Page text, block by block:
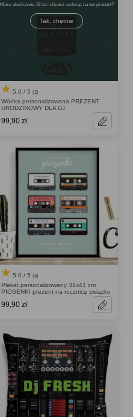
Masz ukończone 18 lat i chcesz zerknąć na ten produkt
Tak, chętnie
5.0 / 5 (2)
Wódka personalizowana PREZENT
URODZINOWY DLA DJ
99,90 zł
5.0 / 5 (4)
Plakat personalizowany 31x41 cm
PIOSENKI prezent na rocznicę związku
99,90 zł